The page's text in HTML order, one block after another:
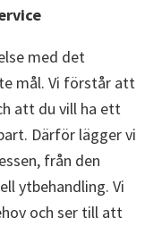
med det
mål. Vi förstår att
att du vill ha ett
Därför lägger vi
från den
ytbehandling. Vi
och ser till att